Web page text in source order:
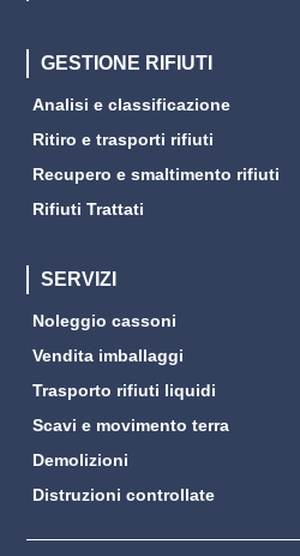
GESTIONE RIFIUTI
Analisi e classificazione
Ritiro e trasporti rifiuti
Recupero e smaltimento rifiuti
Rifiuti Trattati
SERVIZI
Noleggio cassoni
Vendita imballaggi
Trasporto rifiuti liquidi
Scavi e movimento terra
Demolizioni
Distruzioni controllate